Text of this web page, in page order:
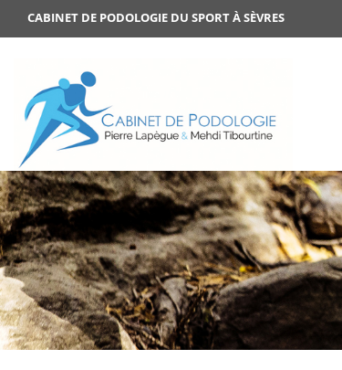
CABINET DE PODOLOGIE DU SPORT À SÈVRES